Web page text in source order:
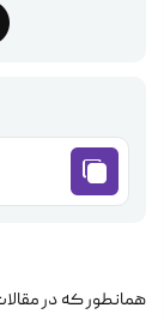
همانطور که در